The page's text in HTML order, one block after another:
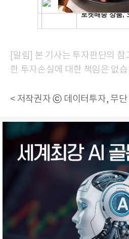
[알림] 본 기사는 투자판단의
한 투자손실에 대한 책임은 없
< 저작권자 ⓒ 데이터투자, 무단